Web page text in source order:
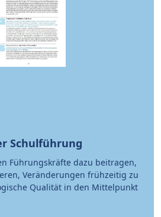
Schulführung
Führungskräfte dazu beitragen,
Veränderungen frühzeitig zu
Qualität in den Mittelpunkt